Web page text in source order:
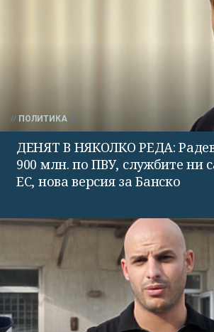
ПОЛИТИКА
ДЕНЯТ В НЯКОЛКО РЕДА:
900 млн. по ПВУ, службите ни
ЕС, нова версия за Банско